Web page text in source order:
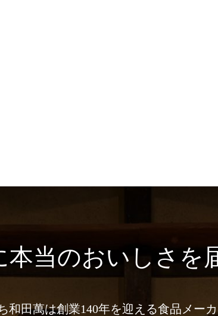
本当のおいしさを
和⽥萬は創業140年を迎える⾷品メーカ